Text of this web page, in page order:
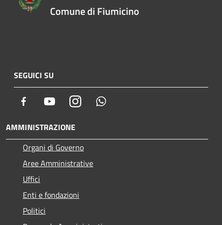
Comune di Fiumicino
SEGUICI SU
Facebook YoutubeInstagram
AMMINISTRAZIONE
Organi di Governo
Aree Amministrative
Uffici
Enti e fondazioni
Politici